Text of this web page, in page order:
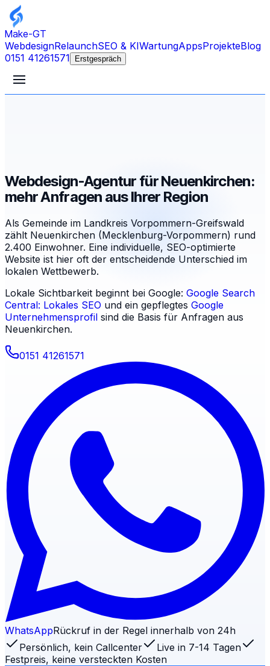
Make-GT
WebdesignRelaunchSEO & KIWartungAppsProjekteBlog
0151 41261571
Erstgespräch
Webdesign-Agentur für Neuenkirchen:
mehr Anfragen aus Ihrer Region
Als Gemeinde im Landkreis Vorpommern-Greifswald
zählt Neuenkirchen (Mecklenburg-Vorpommern) rund
2.400 Einwohner. Eine individuelle, SEO-optimierte
Website ist hier oft der entscheidende Unterschied im
lokalen Wettbewerb.
Lokale Sichtbarkeit beginnt bei Google: Google Search
Central: Lokales SEO und ein gepflegtes Google
Unternehmensprofil sind die Basis für Anfragen aus
Neuenkirchen.
0151 41261571
WhatsAppRückruf in der Regel innerhalb von 24h
Persönlich, kein Callcenter
Live in 7-14 Tagen
Festpreis, keine versteckten Kosten